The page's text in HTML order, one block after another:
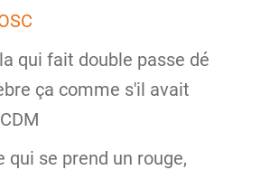
qui fait double passe dé
ça comme s'il avait
qui se prend un rouge,